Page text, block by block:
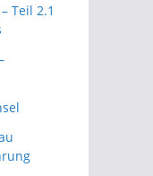
Teil 2.1